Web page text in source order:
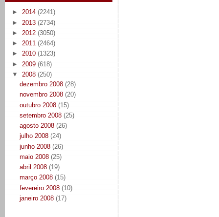
► 2014 (2241)
► 2013 (2734)
► 2012 (3050)
► 2011 (2464)
► 2010 (1323)
► 2009 (618)
▼ 2008 (250)
dezembro 2008 (28)
novembro 2008 (20)
outubro 2008 (15)
setembro 2008 (25)
agosto 2008 (26)
julho 2008 (24)
junho 2008 (26)
maio 2008 (25)
abril 2008 (19)
março 2008 (15)
fevereiro 2008 (10)
janeiro 2008 (17)